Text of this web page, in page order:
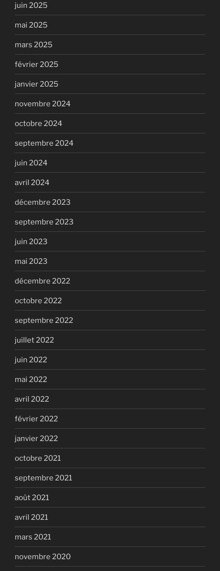
juin 2025
mai 2025
mars 2025
février 2025
janvier 2025
novembre 2024
octobre 2024
septembre 2024
juin 2024
avril 2024
décembre 2023
septembre 2023
juin 2023
mai 2023
décembre 2022
octobre 2022
septembre 2022
juillet 2022
juin 2022
mai 2022
avril 2022
février 2022
janvier 2022
octobre 2021
septembre 2021
août 2021
avril 2021
mars 2021
novembre 2020